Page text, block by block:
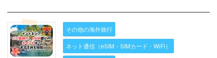
その他の海外旅行
ネット通信（eSIM・SIMカード・WiFi）